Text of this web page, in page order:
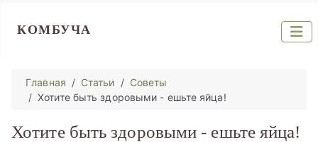
КОМБУЧА
Главная Статьи
Советы
Хотите быть здоровыми - ешьте яйца!
Хотите быть здоровыми - ешьте яйца!